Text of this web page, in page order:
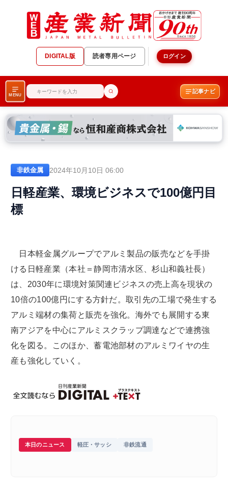
DIGITAL版 読者専用ページ ログイン
MENU
記事ナビ
非鉄金属 2024年10月10日 06:00
日軽産業、環境ビジネスで100億円目
標
日本軽金属グループでアルミ製品の販売などを手掛
ける日軽産業（本社＝静岡市清水区、杉山和義社長）
は、2030年に環境対策関連ビジネスの売上高を現状の
10倍の100億円にする方針だ。取引先の工場で発生する
アルミ端材の集荷と販売を強化。海外でも展開する東
南アジアを中心にアルミスクラップ調達などで連携強
化を図る。このほか、蓄電池部材のアルミワイヤの生
産も強化していく。
本日のニュース 軽圧・サッシ 非鉄流通